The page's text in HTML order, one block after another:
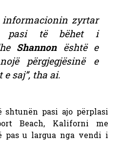
informacionin zyrtar
pasi të bëhet i
Shannonështë e
përgjegjësinë e
saj”, tha ai.
shtunën pasi ajo përplasi
Beach, Kaliforni me
pas u largua nga vendi i